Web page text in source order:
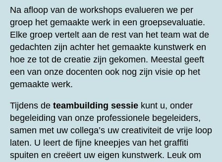
Na afloop van de workshops evalueren we per
groep het gemaakte werk in een groepsevaluatie.
Elke groep vertelt aan de rest van het team wat de
gedachten zijn achter het gemaakte kunstwerk en
hoe ze tot de creatie zijn gekomen. Meestal geeft
een van onze docenten ook nog zijn visie op het
gemaakte werk.
Tijdens de teambuilding sessie kunt u, onder
begeleiding van onze professionele begeleiders,
samen met uw collega’s uw creativiteit de vrije loop
laten. U leert de fijne kneepjes van het graffiti
spuiten en creëert uw eigen kunstwerk. Leuk om